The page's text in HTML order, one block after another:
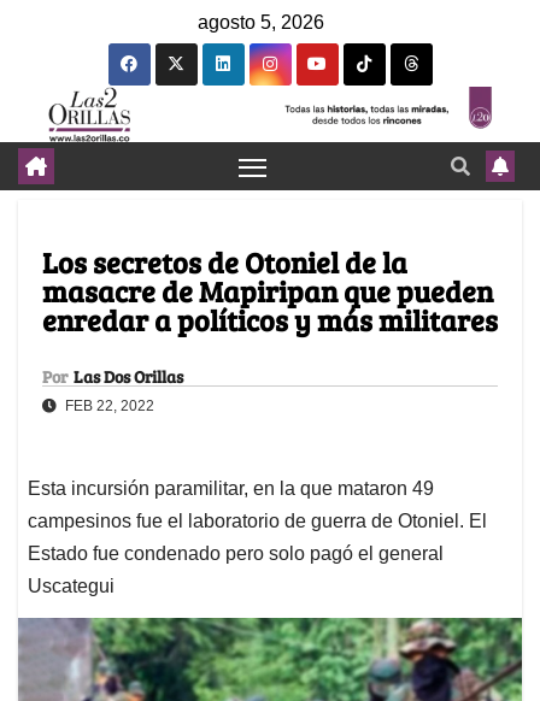
agosto 5, 2026
Los secretos de Otoniel de la
masacre de Mapiripan que pueden
enredar a políticos y más militares
Por Las Dos Orillas
FEB 22, 2022
Esta incursión paramilitar, en la que mataron 49
campesinos fue el laboratorio de guerra de Otoniel. El
Estado fue condenado pero solo pagó el general
Uscategui